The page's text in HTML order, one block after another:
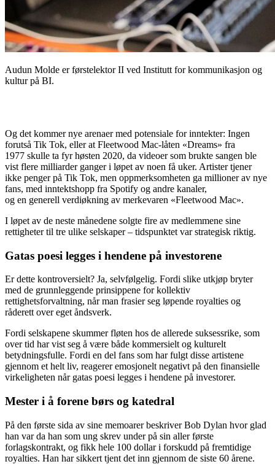
Audun Molde er førstelektor II ved Institutt for kommunikasjon og
kultur på BI.
Og det kommer nye arenaer med potensiale for inntekter: Ingen
forutså Tik Tok, eller at Fleetwood Mac-låten «Dreams» fra
1977 skulle ta fyr høsten 2020, da videoer som brukte sangen ble
vist flere milliarder ganger i løpet av noen få uker. Artister tjener
ikke penger på Tik Tok, men oppmerksomheten ga millioner av nye
fans, med inntektshopp fra Spotify og andre kanaler,
og en generell verdiøkning av merkevaren «Fleetwood Mac».
I løpet av de neste månedene solgte fire av medlemmene sine
rettigheter til tre ulike selskaper – tidspunktet var strategisk riktig.
Gatas poesi legges i hendene på investorene
Er dette kontroversielt? Ja, selvfølgelig. Fordi slike utkjøp bryter
med de grunnleggende prinsippene for kollektiv
rettighetsforvaltning, når man frasier seg løpende royalties og
råderett over eget åndsverk.
Fordi selskapene skummer fløten hos de allerede suksessrike, som
over tid har vist seg å være både kommersielt og kulturelt
betydningsfulle. Fordi en del fans som har fulgt disse artistene
gjennom et helt liv, reagerer emosjonelt negativt på den finansielle
virkeligheten når gatas poesi legges i hendene på investorer.
Mester i å forene børs og katedral
På den første sida av sine memoarer beskriver Bob Dylan hvor glad
han var da han som ung skrev under på sin aller første
forlagskontrakt, og fikk hele 100 dollar i forskudd på fremtidige
royalties. Han har sikkert tjent det inn gjennom de siste 60 årene.